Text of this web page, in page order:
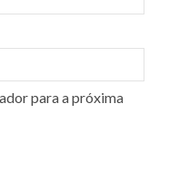
para a próxima